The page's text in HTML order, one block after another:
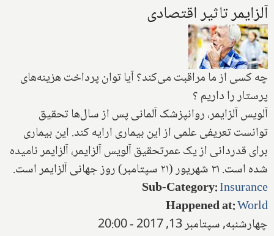
آلزایمر تاثیر اقتصادی
چه کسی از ما مراقبت می‌کند؟ آیا توان پرداخت هزینه‌های
پرستار را داریم ؟
آلویس آلزایمر، روانپزشک آلمانی پس از سال‌ها تحقیق
توانست تعریفی علمی از این بیماری ارایه کند. این بیماری
برای قدردانی از یک عمرتحقیق آلویس آلزایمر، آلزایمر نامیده
شده است. ۳۱ شهریور (۲۱ سپتامبر) روز جهانی آلزایمر است.
Sub-Category:Insurance
Happened at:World
چهارشنبه, سپتامبر 13, 2017 - 20:00